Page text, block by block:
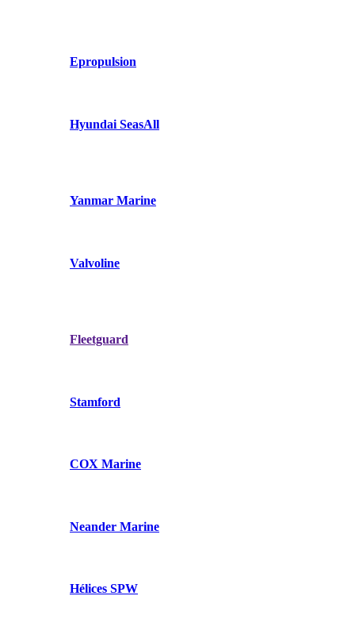
Epropulsion
Hyundai SeasAll
Yanmar Marine
Valvoline
Fleetguard
Stamford
COX Marine
Neander Marine
Hélices SPW